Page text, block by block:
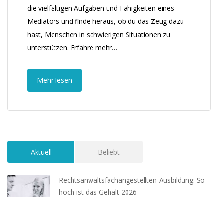
die vielfältigen Aufgaben und Fähigkeiten eines
Mediators und finde heraus, ob du das Zeug dazu
hast, Menschen in schwierigen Situationen zu
unterstützen. Erfahre mehr…
Mehr lesen
Aktuell Beliebt
Rechtsanwaltsfachangestellten-Ausbildung: So
hoch ist das Gehalt 2026